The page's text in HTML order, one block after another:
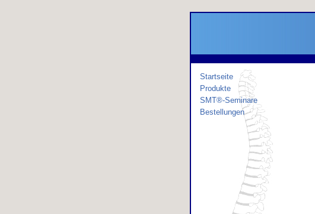
Startseite
Produkte
SMT®-Seminare
Bestellungen